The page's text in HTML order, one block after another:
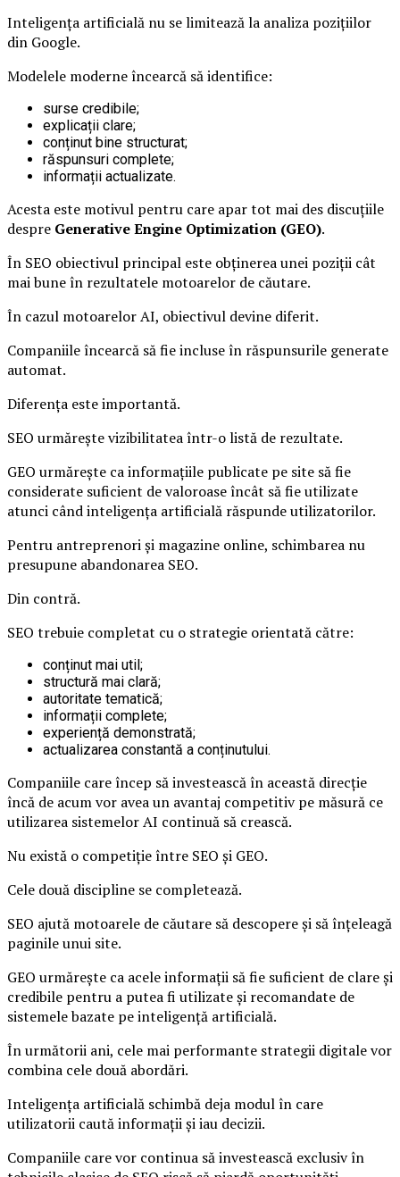
Inteligența artificială nu se limitează la analiza pozițiilor
din Google.
Modelele moderne încearcă să identifice:
surse credibile;
explicații clare;
conținut bine structurat;
răspunsuri complete;
informații actualizate.
Acesta este motivul pentru care apar tot mai des discuțiile
despre Generative Engine Optimization (GEO).
În SEO obiectivul principal este obținerea unei poziții cât
mai bune în rezultatele motoarelor de căutare.
În cazul motoarelor AI, obiectivul devine diferit.
Companiile încearcă să fie incluse în răspunsurile generate
automat.
Diferența este importantă.
SEO urmărește vizibilitatea într-o listă de rezultate.
GEO urmărește ca informațiile publicate pe site să fie
considerate suficient de valoroase încât să fie utilizate
atunci când inteligența artificială răspunde utilizatorilor.
Pentru antreprenori și magazine online, schimbarea nu
presupune abandonarea SEO.
Din contră.
SEO trebuie completat cu o strategie orientată către:
conținut mai util;
structură mai clară;
autoritate tematică;
informații complete;
experiență demonstrată;
actualizarea constantă a conținutului.
Companiile care încep să investească în această direcție
încă de acum vor avea un avantaj competitiv pe măsură ce
utilizarea sistemelor AI continuă să crească.
Nu există o competiție între SEO și GEO.
Cele două discipline se completează.
SEO ajută motoarele de căutare să descopere și să înțeleagă
paginile unui site.
GEO urmărește ca acele informații să fie suficient de clare și
credibile pentru a putea fi utilizate și recomandate de
sistemele bazate pe inteligență artificială.
În următorii ani, cele mai performante strategii digitale vor
combina cele două abordări.
Inteligența artificială schimbă deja modul în care
utilizatorii caută informații și iau decizii.
Companiile care vor continua să investească exclusiv în